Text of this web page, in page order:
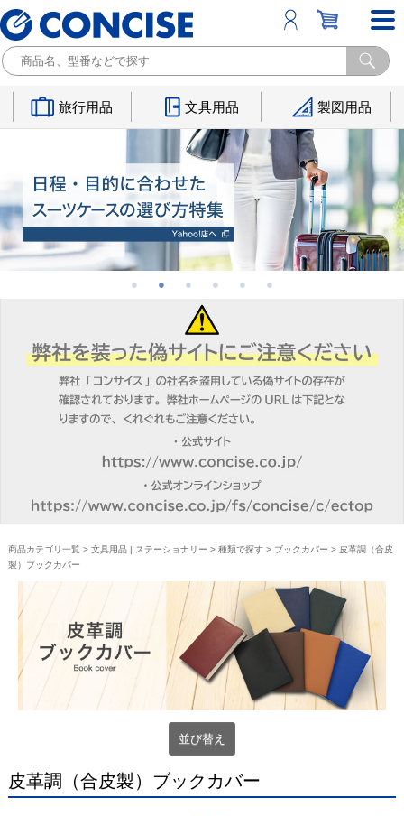
旅行用品 文具用品 製図用品
商品カテゴリ一覧 > 文具用品 | ステーショナリー > 種類で探す> ブックカバー > 皮革調（合皮
製）ブックカバー
並び替え
皮革調（合皮製）ブックカバー